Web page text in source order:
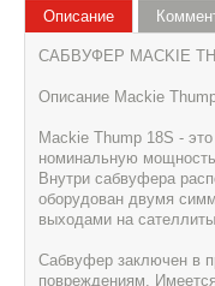
Описание
САБВУФЕР MACKIE
Описание Mackie
Mackie Thump 18S -
номинальную
Внутри сабвуфера
оборудован двумя
выходами на
Сабвуфер заключен в
повреждениям.